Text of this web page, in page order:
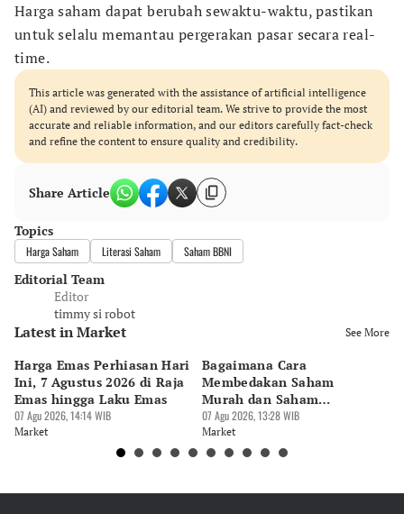
Harga saham dapat berubah sewaktu-waktu, pastikan
untuk selalu memantau pergerakan pasar secara real-
time.
This article was generated with the assistance of artificial intelligence
(AI) and reviewed by our editorial team. We strive to provide the most
accurate and reliable information, and our editors carefully fact-check
and refine the content to ensure quality and credibility.
Share Article
Topics
Harga Saham Literasi Saham Saham BBNI
Editorial Team
Editor
timmy si robot
Latest in Market See More
Harga Emas Perhiasan Hari
Ini, 7 Agustus 2026 di Raja
Emas hingga Laku Emas
07 Agu 2026, 14:14 WIB
Market
Bagaimana Cara
Membedakan Saham
Murah dan Saham
Berkualitas?
07 Agu 2026, 13:28 WIB
Market